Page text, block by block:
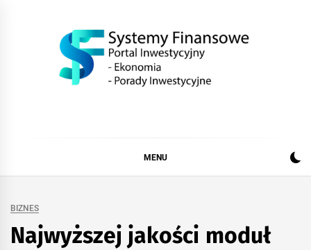
MENU
BIZNES
Najwyższej jakości moduł